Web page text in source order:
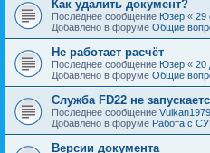
Как удалить документ?
Последнее сообщение Юзер « 29
Добавлено в форуме Общие
Не работает расчёт
Последнее сообщение Юзер « 20
Добавлено в форуме Общие
Служба FD22 не
Последнее сообщение Vulkan1979
Добавлено в форуме Работа с
Версии документа